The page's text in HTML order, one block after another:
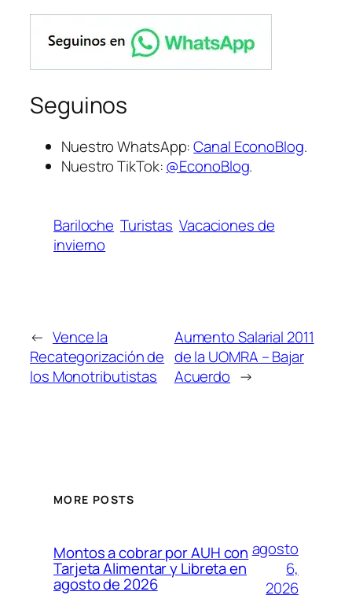
Seguinos
Nuestro WhatsApp:Canal EconoBlog.
Nuestro TikTok:@EconoBlog.
Bariloche Turistas Vacaciones de
invierno
← Vence la
Recategorización de
los Monotributistas
Aumento Salarial 2011
de la UOMRA – Bajar
Acuerdo →
MORE POSTS
Montos a cobrar por AUH con
Tarjeta Alimentar y Libreta en
agosto de 2026
agosto
6,
2026